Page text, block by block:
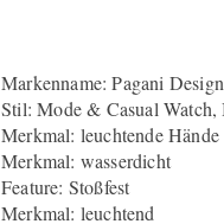
Markenname: Pagani
Stil: Mode & Casual Watch,
Merkmal: leuchtende Hände
Merkmal: wasserdicht
Feature: Stoßfest
Merkmal: leuchtend